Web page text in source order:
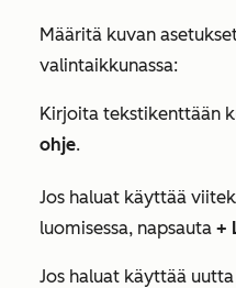
Määritä kuvan
valintaikkunassa:
Kirjoita tekstikenttään
ohje.
Jos haluat käyttää
luomisessa, napsauta +
Jos haluat käyttää